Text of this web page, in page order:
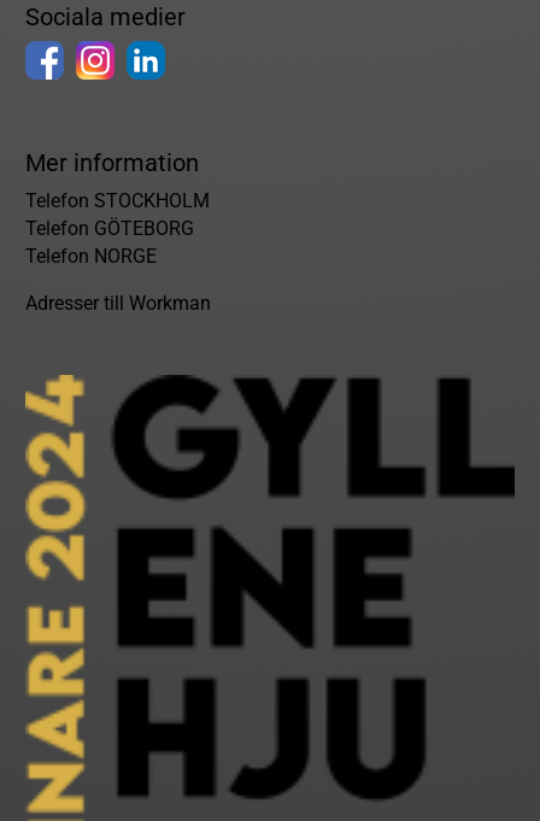
Sociala medier
Mer information
Telefon STOCKHOLM
Telefon GÖTEBORG
Telefon NORGE
Adresser till Workman